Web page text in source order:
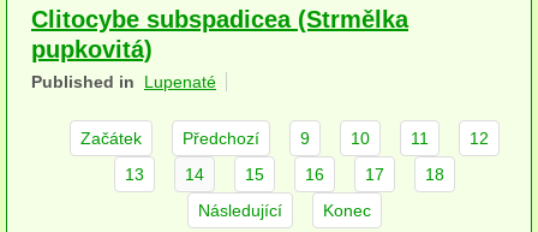
herbikolní-jednoděložné
herbikolní-kapraďorosty
Perithecia nestromatická
Clitocybe subspadicea (Strmělka
pupkovitá)
Published in Lupenaté
Začátek Předchozí 9 10 11
12
13
14 15 16 17
18
Následující
Konec